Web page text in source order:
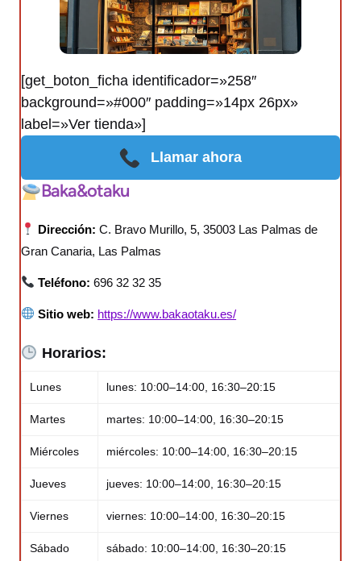
[get_boton_ficha identificador=»258″
background=»#000″ padding=»14px 26px»
label=»Ver tienda»]
Llamar ahora
Baka&otaku
Dirección: C. Bravo Murillo, 5, 35003 Las Palmas de
Gran Canaria, Las Palmas
Teléfono: 696 32 32 35
Sitio web: https://www.bakaotaku.es/
Horarios:
Lunes lunes: 10:00–14:00, 16:30–20:15
Martes martes: 10:00–14:00, 16:30–20:15
Miércoles miércoles: 10:00–14:00, 16:30–20:15
Jueves jueves: 10:00–14:00, 16:30–20:15
Viernes viernes: 10:00–14:00, 16:30–20:15
Sábado sábado: 10:00–14:00, 16:30–20:15